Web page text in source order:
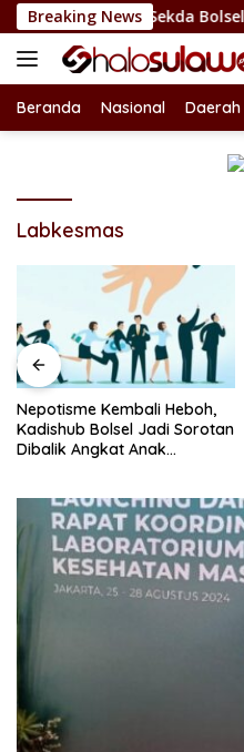
Langsung
ke
konten
Breaking News
Budaya, Sekda Bolsel Hadiri
Beranda Nasional Daerah
Labkesmas
Nepotisme Kembali Heboh,
Kadishub Bolsel Jadi Sorotan
Dibalik Angkat Anak